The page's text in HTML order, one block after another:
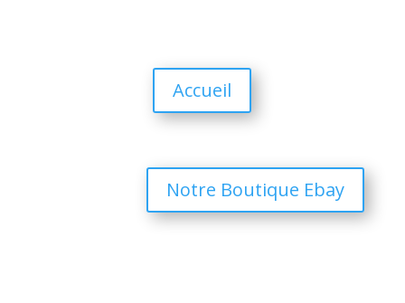
Accueil
Notre Boutique Ebay